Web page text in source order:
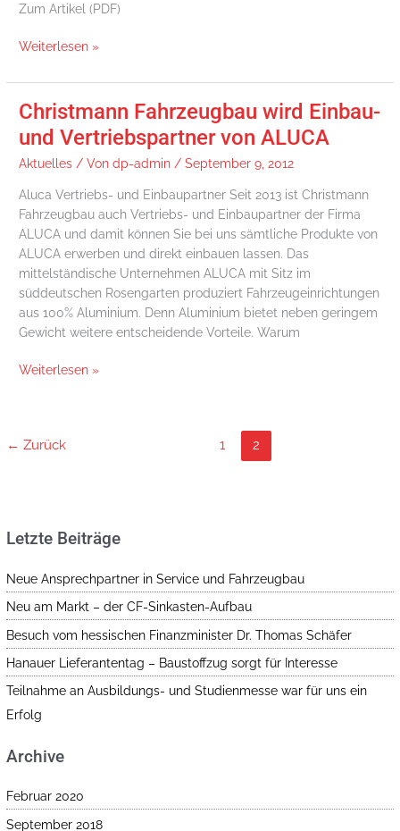
Letzte Beiträge
Neue Ansprechpartner in Service und Fahrzeugbau
Neu am Markt – der CF-Sinkasten-Aufbau
Besuch vom hessischen Finanzminister Dr. Thomas Schäfer
Hanauer Lieferantentag – Baustoffzug sorgt für Interesse
Teilnahme an Ausbildungs- und Studienmesse war für uns ein
Erfolg
Archive
Februar 2020
September 2018
Zum Artikel (PDF)
Erwerb
Kranführerscheins
Weiterlesen »
Christmann Fahrzeugbau wird Einbau-
und Vertriebspartner von ALUCA
Aktuelles / Vondp-admin/September 9, 2012
Aluca Vertriebs- und Einbaupartner Seit 2013 ist Christmann
Fahrzeugbau auch Vertriebs- und Einbaupartner der Firma
ALUCA und damit können Sie bei uns sämtliche Produkte von
ALUCA erwerben und direkt einbauen lassen. Das
mittelständische Unternehmen ALUCA mit Sitz im
süddeutschen Rosengarten produziert Fahrzeugeinrichtungen
aus 100% Aluminium. Denn Aluminium bietet neben geringem
Gewicht weitere entscheidende Vorteile. Warum
Christmann
Fahrzeugbau
wird
Einbau-
und
Vertriebspartner
von
ALUCA
Weiterlesen »
← Zurück 1 2